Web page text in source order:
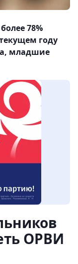
78%
году
младшие
ОРВИ